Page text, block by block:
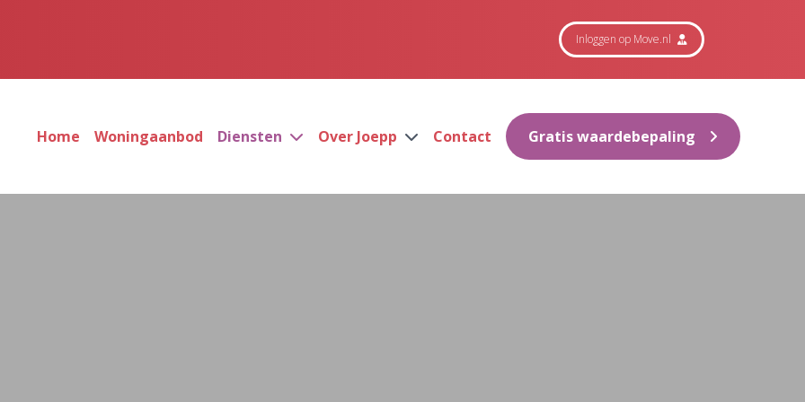
Inloggen op Move.nl
Home Woningaanbod Diensten Over Joepp Contact Gratis waardebepaling